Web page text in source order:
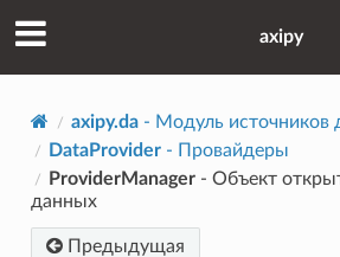
axipy
axipy.da- Модуль источников
DataProvider- Провайдеры
ProviderManager- Объект
данных
Предыдущая